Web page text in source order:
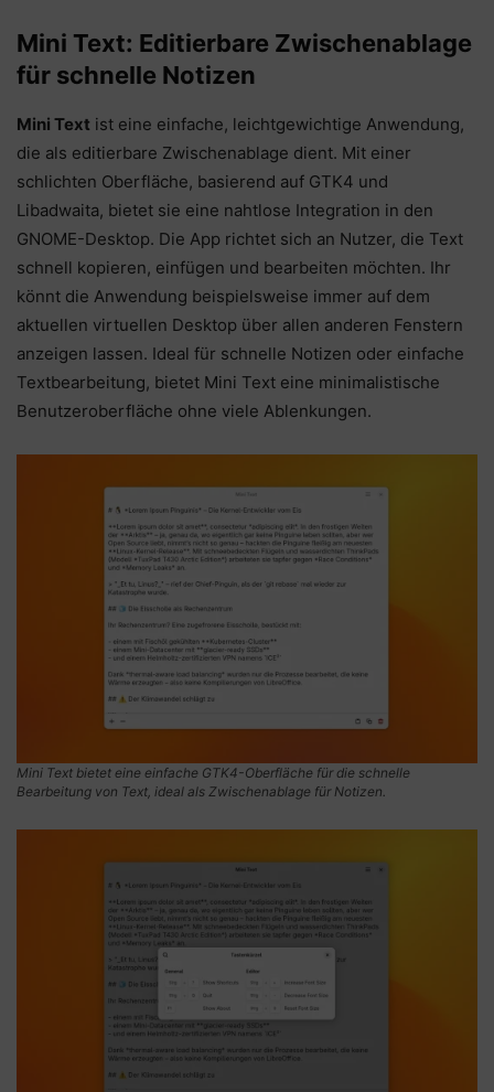
Mini Text: Editierbare Zwischenablage
für schnelle Notizen
Mini Text ist eine einfache, leichtgewichtige Anwendung,
die als editierbare Zwischenablage dient. Mit einer
schlichten Oberfläche, basierend auf GTK4 und
Libadwaita, bietet sie eine nahtlose Integration in den
GNOME-Desktop. Die App richtet sich an Nutzer, die Text
schnell kopieren, einfügen und bearbeiten möchten. Ihr
könnt die Anwendung beispielsweise immer auf dem
aktuellen virtuellen Desktop über allen anderen Fenstern
anzeigen lassen. Ideal für schnelle Notizen oder einfache
Textbearbeitung, bietet Mini Text eine minimalistische
Benutzeroberfläche ohne viele Ablenkungen.
Mini Text bietet eine einfache GTK4-Oberfläche für die schnelle
Bearbeitung von Text, ideal als Zwischenablage für Notizen.